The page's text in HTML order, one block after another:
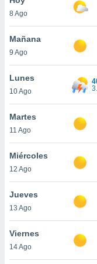
en
más
nuestra
de
cookies
aceptar
8 Ago
Mañana
9 Ago
Lunes
10 Ago
Martes
11 Ago
Miércoles
12 Ago
Jueves
13 Ago
Viernes
14 Ago